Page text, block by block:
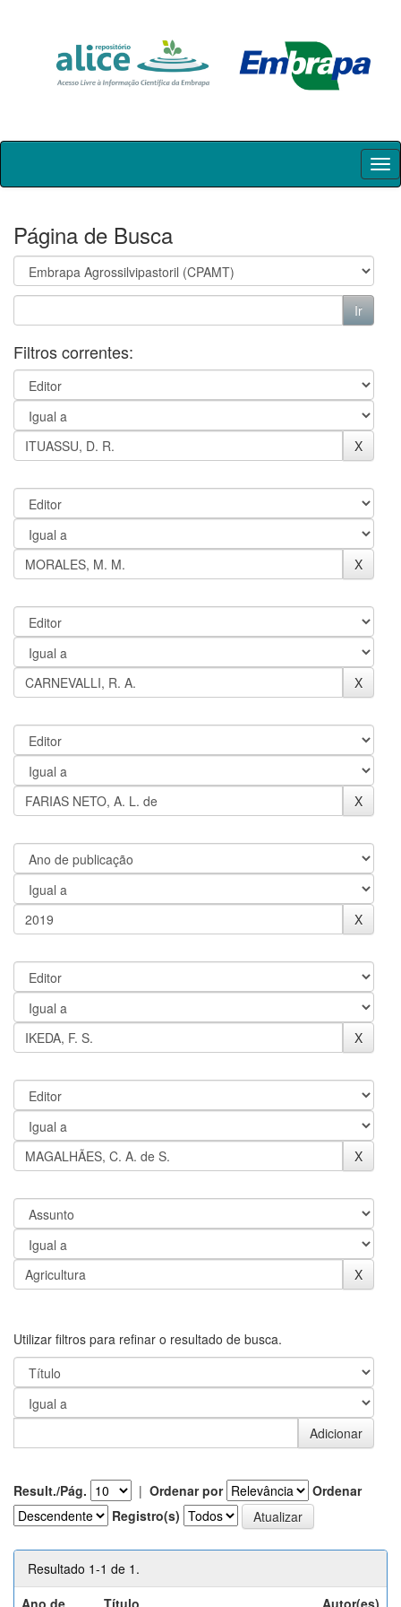
Skip
Página de Busca
Filtros correntes:
Utilizar filtros para refinar o resultado de busca.
Result./Pág. | Ordenar por
Ordenar
Registro(s)
Resultado 1-1 de 1.
Ano de
Título Autor(es)